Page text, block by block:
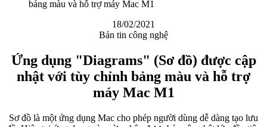
bảng màu và hỗ trợ máy Mac M1
18/02/2021
Bản tin công nghệ
Ứng dụng "Diagrams" (Sơ đồ) được cập
nhật với tùy chỉnh bảng màu và hỗ trợ
máy Mac M1
Sơ đồ là một ứng dụng Mac cho phép người dùng dễ dàng tạo lưu